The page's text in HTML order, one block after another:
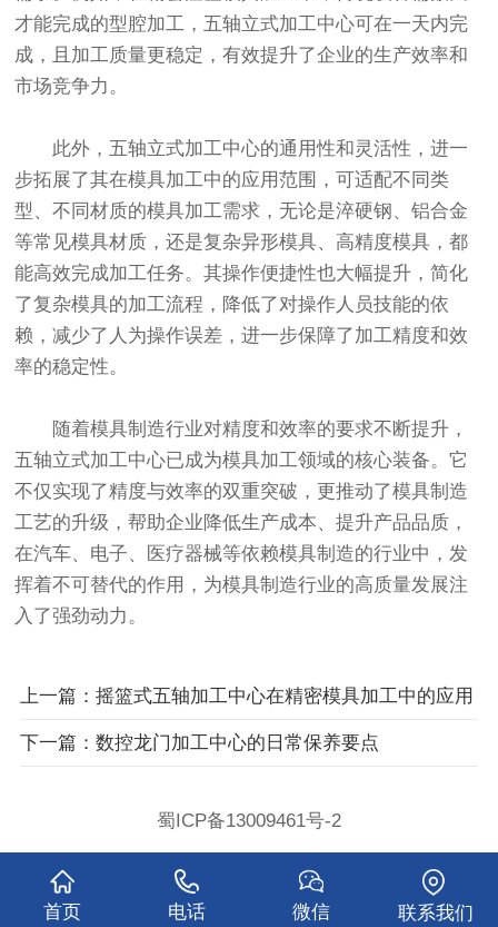
才能完成的型腔加工，五轴立式加工中心可在一天内完
成，且加工质量更稳定，有效提升了企业的生产效率和
市场竞争力。
此外，五轴立式加工中心的通用性和灵活性，进一
步拓展了其在模具加工中的应用范围，可适配不同类
型、不同材质的模具加工需求，无论是淬硬钢、铝合金
等常见模具材质，还是复杂异形模具、高精度模具，都
能高效完成加工任务。其操作便捷性也大幅提升，简化
了复杂模具的加工流程，降低了对操作人员技能的依
赖，减少了人为操作误差，进一步保障了加工精度和效
率的稳定性。
随着模具制造行业对精度和效率的要求不断提升，
五轴立式加工中心已成为模具加工领域的核心装备。它
不仅实现了精度与效率的双重突破，更推动了模具制造
工艺的升级，帮助企业降低生产成本、提升产品品质，
在汽车、电子、医疗器械等依赖模具制造的行业中，发
挥着不可替代的作用，为模具制造行业的高质量发展注
入了强劲动力。
上一篇：摇篮式五轴加工中心在精密模具加工中的应用
下一篇：数控龙门加工中心的日常保养要点
蜀ICP备13009461号-2
首页 电话 微信 联系我们